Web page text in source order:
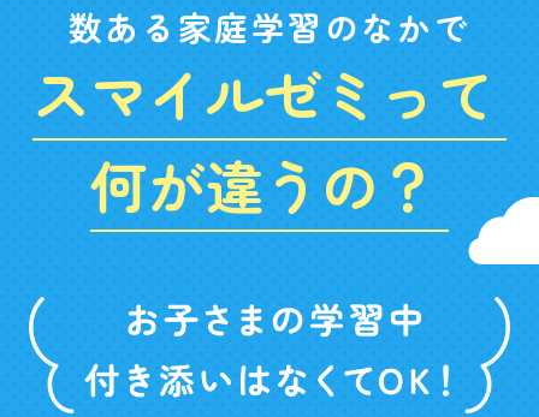
数ある家庭学習のなかで
スマイルゼミって
何が違うの？